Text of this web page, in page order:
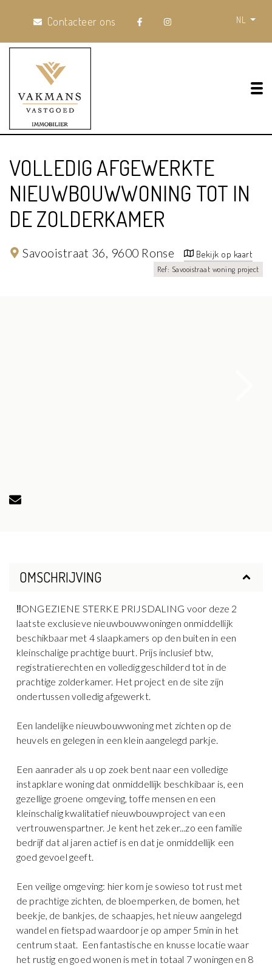
Contacteer ons NL
VOLLEDIG AFGEWERKTE
NIEUWBOUWWONING TOT IN
DE ZOLDERKAMER
Savooistraat 36, 9600 Ronse Bekijk op kaart
Ref: Savooistraat woning project
OMSCHRIJVING
‼️ONGEZIENE STERKE PRIJSDALING voor deze 2
laatste exclusieve nieuwbouwwoningen onmiddellijk
beschikbaar met 4 slaapkamers op den buiten in een
kleinschalige prachtige buurt. Prijs inclusief btw,
registratierechten en volledig geschilderd tot in de
prachtige zolderkamer. Het project en de site zijn
ondertussen volledig afgewerkt.
Een landelijke nieuwbouwwoning met zichten op de
heuvels en gelegen in een klein aangelegd parkje.
Een aanrader als u op zoek bent naar een volledige
instapklare woning dat onmiddellijk beschkibaar is, een
gezellige groene omgeving, toffe mensen en een
kleinschalig kwalitatief nieuwbouwproject van een
vertrouwenspartner. Je kent het zeker...zo een familie
bedrijf dat al jaren actief is en dat je onmiddellijk een
goed gevoel geeft.
Een veilige omgeving: hier kom je sowieso tot rust met
de prachtige zichten, de bloemperken, de bomen, het
beekje, de bankjes, de schaapjes, het nieuw aangelegd
wandel en fietspad waardoor je op amper 5min in het
centrum staat. Een fantastische en knusse locatie waar
het rustig en goed wonen is met in totaal 7 woningen en 8